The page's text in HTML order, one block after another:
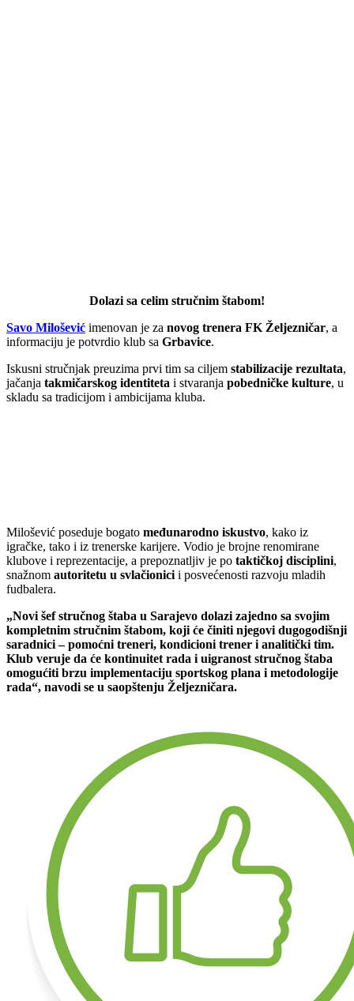
Dolazi sa celim stručnim štabom!
Savo Milošević imenovan je za novog trenera FK Željezničar, a
informaciju je potvrdio klub sa Grbavice.
Iskusni stručnjak preuzima prvi tim sa ciljem stabilizacije rezultata,
jačanja takmičarskog identiteta i stvaranja pobedničke kulture, u
skladu sa tradicijom i ambicijama kluba.
Milošević poseduje bogato međunarodno iskustvo, kako iz
igračke, tako i iz trenerske karijere. Vodio je brojne renomirane
klubove i reprezentacije, a prepoznatljiv je po taktičkoj disciplini,
snažnom autoritetu u svlačionici i posvećenosti razvoju mladih
fudbalera.
„Novi šef stručnog štaba u Sarajevo dolazi zajedno sa svojim
kompletnim stručnim štabom, koji će činiti njegovi dugogodišnji
saradnici – pomoćni treneri, kondicioni trener i analitički tim.
Klub veruje da će kontinuitet rada i uigranost stručnog štaba
omogućiti brzu implementaciju sportskog plana i metodologije
rada“, navodi se u saopštenju Željezničara.